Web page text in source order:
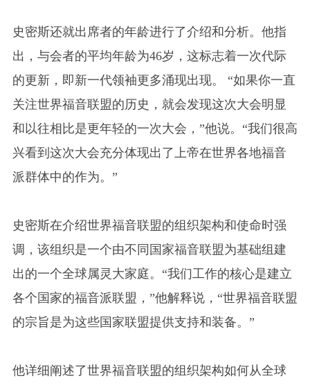
史密斯还就出席者的年龄进行了介绍和分析。他指
出，与会者的平均年龄为46岁，这标志着一次代际
的更新，即新一代领袖更多涌现出现。 “如果你一直
关注世界福音联盟的历史，就会发现这次大会明显
和以往相比是更年轻的一次大会，”他说。“我们很高
兴看到这次大会充分体现出了上帝在世界各地福音
派群体中的作为。”
史密斯在介绍世界福音联盟的组织架构和使命时强
调，该组织是一个由不同国家福音联盟为基础组建
出的一个全球属灵大家庭。“我们工作的核心是建立
各个国家的福音派联盟，”他解释说，“世界福音联盟
的宗旨是为这些国家联盟提供支持和装备。”
他详细阐述了世界福音联盟的组织架构如何从全球